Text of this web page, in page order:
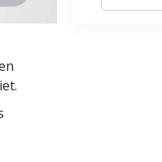
De Grondbeginselen van
Taakstellingen en Doelen